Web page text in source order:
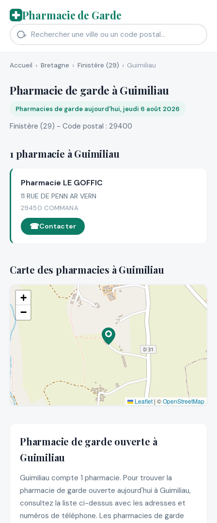
Pharmacie de Garde
Accueil Bretagne Finistère (29) Guimiliau
Pharmacie de garde à Guimiliau
Pharmacies de garde aujourd'hui, jeudi 6 août 2026
Finistère (29) - Code postal : 29400
1 pharmacie à Guimiliau
Pharmacie LE GOFFIC
11 RUE DE PENN AR VERN
29450 COMMANA
Contacter
Carte des pharmacies à Guimiliau
+
−
Leaflet | ©OpenStreetMap
Pharmacie de garde ouverte à
Guimiliau
Guimiliau compte 1 pharmacie. Pour trouver la
pharmacie de garde ouverte aujourd'hui à Guimiliau,
consultez la liste ci-dessus avec les adresses et
numéros de téléphone. Les pharmacies de garde